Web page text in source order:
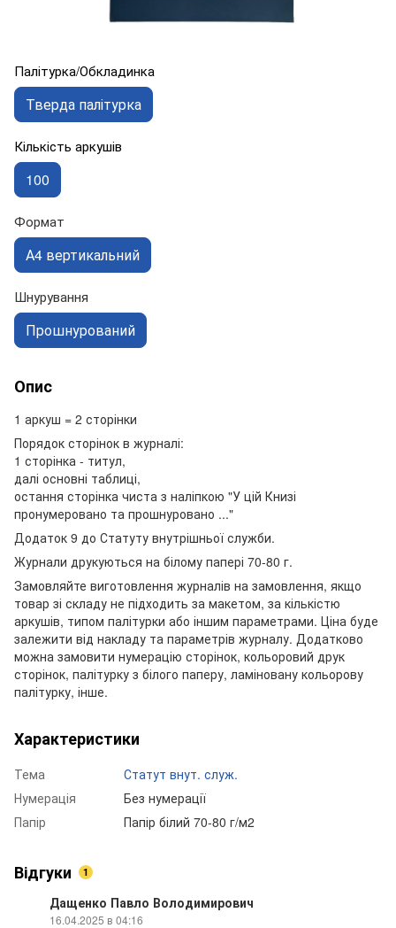
Палітурка/Обкладинка
Тверда палітурка
Кількість аркушів
100
Формат
А4 вертикальний
Шнурування
Прошнурований
Опис
1 аркуш = 2 сторінки
Порядок сторінок в журналі:
1 сторінка - титул,
далі основні таблиці,
остання сторінка чиста з наліпкою "У цій Книзі
пронумеровано та прошнуровано ..."
Додаток 9 до Статуту внутрішньої служби.
Журнали друкуються на білому папері 70-80 г.
Замовляйте виготовлення журналів на замовлення, якщо
товар зі складу не підходить за макетом, за кількістю
аркушів, типом палітурки або іншим параметрами. Ціна буде
залежити від накладу та параметрів журналу. Додатково
можна замовити нумерацію сторінок, кольоровий друк
сторінок, палітурку з білого паперу, ламіновану кольорову
палітурку, інше.
Характеристики
Тема
Статут внут. служ.
Нумерація
Без нумерації
Папір
Папір білий 70-80 г/м2
Відгуки 1
Дащенко Павло Володимирович
16.04.2025 в 04:16